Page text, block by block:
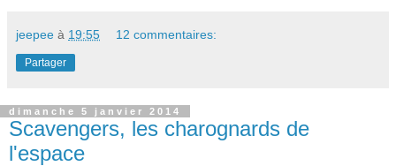
jeepee à 19:55 12 commentaires:
Partager
dimanche 5 janvier 2014
Scavengers, les charognards de
l'espace